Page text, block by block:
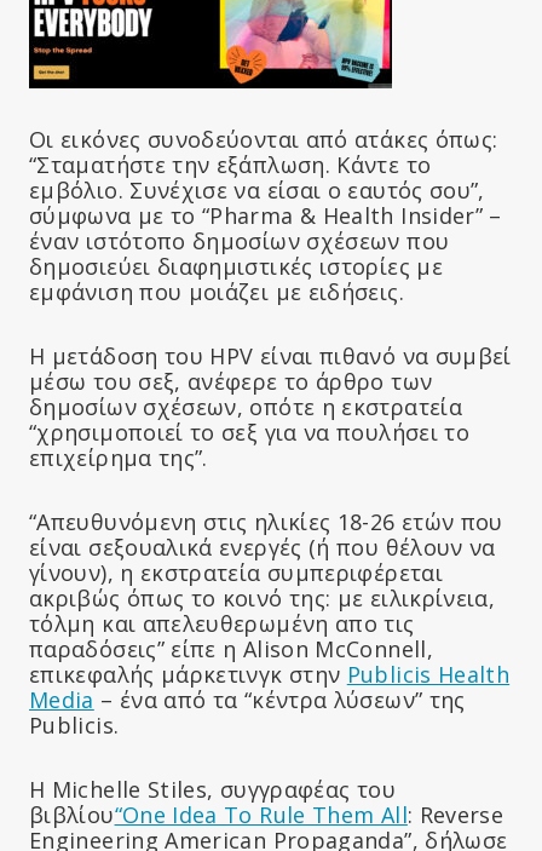
Οι εικόνες συνοδεύονται από ατάκες όπως:
“Σταματήστε την εξάπλωση. Κάντε το
εμβόλιο. Συνέχισε να είσαι ο εαυτός σου”,
σύμφωνα με το “Pharma & Health Insider” –
έναν ιστότοπο δημοσίων σχέσεων που
δημοσιεύει διαφημιστικές ιστορίες με
εμφάνιση που μοιάζει με ειδήσεις.
Η μετάδοση του HPV είναι πιθανό να συμβεί
μέσω του σεξ, ανέφερε το άρθρο των
δημοσίων σχέσεων, οπότε η εκστρατεία
“χρησιμοποιεί το σεξ για να πουλήσει το
επιχείρημα της”.
“Απευθυνόμενη στις ηλικίες 18-26 ετών που
είναι σεξουαλικά ενεργές (ή που θέλουν να
γίνουν), η εκστρατεία συμπεριφέρεται
ακριβώς όπως το κοινό της: με ειλικρίνεια,
τόλμη και απελευθερωμένη απο τις
παραδόσεις” είπε η Alison McConnell,
επικεφαλής μάρκετινγκ στην Publicis Health
Media – ένα από τα “κέντρα λύσεων” της
Publicis.
Η Michelle Stiles, συγγραφέας του
βιβλίου“One Idea To Rule Them All: Reverse
Engineering American Propaganda”, δήλωσε